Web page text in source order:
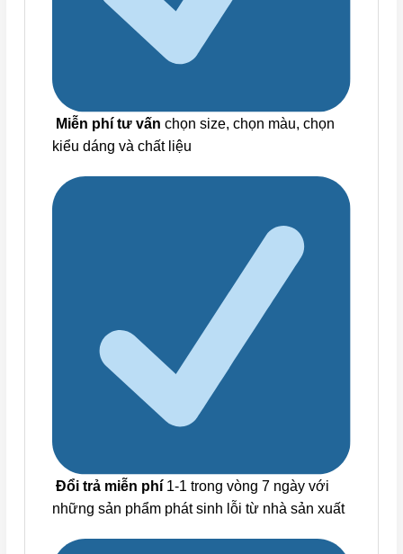
Miễn phí tư vấn chọn size, chọn màu, chọn
kiểu dáng và chất liệu
Đổi trả miễn phí1-1 trong vòng 7 ngày với
những sản phẩm phát sinh lỗi từ nhà sản xuất